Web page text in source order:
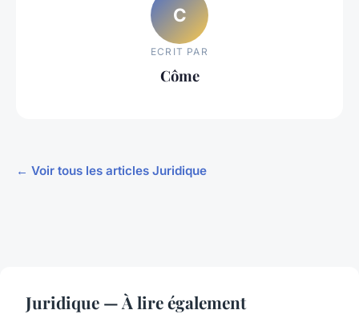
C
ECRIT PAR
Côme
← Voir tous les articles Juridique
Juridique — À lire également